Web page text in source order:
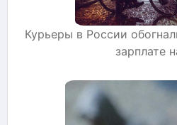
Курьеры в России
зарплате